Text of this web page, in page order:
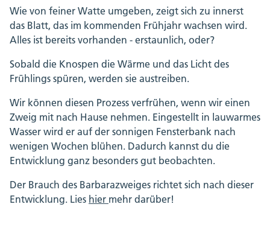
Wie von feiner Watte umgeben, zeigt sich zu innerst
das Blatt, das im kommenden Frühjahr wachsen wird.
Alles ist bereits vorhanden - erstaunlich, oder?
Sobald die Knospen die Wärme und das Licht des
Frühlings spüren, werden sie austreiben.
Wir können diesen Prozess verfrühen, wenn wir einen
Zweig mit nach Hause nehmen. Eingestellt in lauwarmes
Wasser wird er auf der sonnigen Fensterbank nach
wenigen Wochen blühen. Dadurch kannst du die
Entwicklung ganz besonders gut beobachten.
Der Brauch des Barbarazweiges richtet sich nach dieser
Entwicklung. Lies hier mehr darüber!